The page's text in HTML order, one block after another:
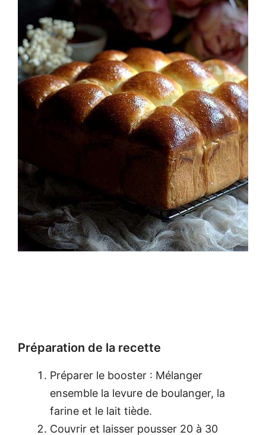
Préparation de la recette
Préparer le booster : Mélanger
ensemble la levure de boulanger, la
farine et le lait tiède.
Couvrir et laisser pousser 20 à 30